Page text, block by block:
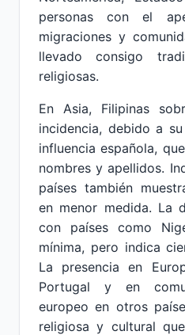
personas con el
migraciones y
llevado consigo
religiosas.
En Asia, Filipinas
incidencia, debido a
influencia española,
nombres y apellidos.
países también
en menor medida. La
con países como
mínima, pero indica
La presencia en
Portugal y en
europeo en otros
religiosa y cultural